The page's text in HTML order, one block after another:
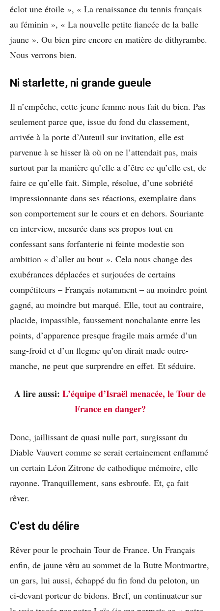
éclot une étoile », « La renaissance du tennis français
au féminin », « La nouvelle petite fiancée de la balle
jaune ». Ou bien pire encore en matière de dithyrambe.
Nous verrons bien.
Ni starlette, ni grande gueule
Il n’empêche, cette jeune femme nous fait du bien. Pas
seulement parce que, issue du fond du classement,
arrivée à la porte d’Auteuil sur invitation, elle est
parvenue à se hisser là où on ne l’attendait pas, mais
surtout par la manière qu’elle a d’être ce qu’elle est, de
faire ce qu’elle fait. Simple, résolue, d’une sobriété
impressionnante dans ses réactions, exemplaire dans
son comportement sur le cours et en dehors. Souriante
en interview, mesurée dans ses propos tout en
confessant sans forfanterie ni feinte modestie son
ambition « d’aller au bout ». Cela nous change des
exubérances déplacées et surjouées de certains
compétiteurs – Français notamment – au moindre point
gagné, au moindre but marqué. Elle, tout au contraire,
placide, impassible, faussement nonchalante entre les
points, d’apparence presque fragile mais armée d’un
sang-froid et d’un flegme qu’on dirait made outre-
manche, ne peut que surprendre en effet. Et séduire.
A lire aussi: L’équipe d’Israël menacée, le Tour de
France en danger?
Donc, jaillissant de quasi nulle part, surgissant du
Diable Vauvert comme se serait certainement enflammé
un certain Léon Zitrone de cathodique mémoire, elle
rayonne. Tranquillement, sans esbroufe. Et, ça fait
rêver.
C’est du délire
Rêver pour le prochain Tour de France. Un Français
enfin, de jaune vêtu au sommet de la Butte Montmartre,
un gars, lui aussi, échappé du fin fond du peloton, un
ci-devant porteur de bidons. Bref, un continuateur sur